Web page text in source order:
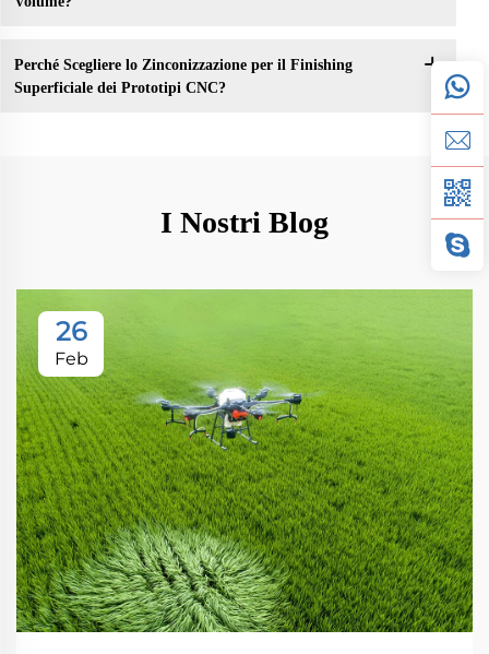
Perché Scegliere lo Zinconizzazione per il Finishing
Superficiale dei Prototipi CNC?
I Nostri Blog
26
Feb